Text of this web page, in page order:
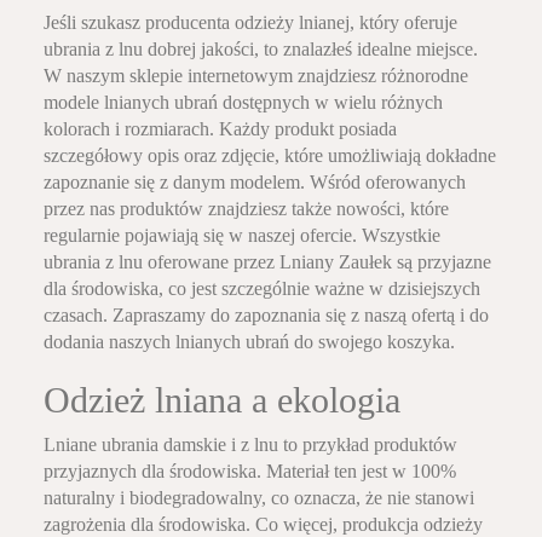
Jeśli szukasz producenta odzieży lnianej, który oferuje
ubrania z lnu dobrej jakości, to znalazłeś idealne miejsce.
W naszym sklepie internetowym znajdziesz różnorodne
modele lnianych ubrań dostępnych w wielu różnych
kolorach i rozmiarach. Każdy produkt posiada
szczegółowy opis oraz zdjęcie, które umożliwiają dokładne
zapoznanie się z danym modelem. Wśród oferowanych
przez nas produktów znajdziesz także nowości, które
regularnie pojawiają się w naszej ofercie. Wszystkie
ubrania z lnu oferowane przez Lniany Zaułek są przyjazne
dla środowiska, co jest szczególnie ważne w dzisiejszych
czasach. Zapraszamy do zapoznania się z naszą ofertą i do
dodania naszych lnianych ubrań do swojego koszyka.
Odzież lniana a ekologia
Lniane ubrania damskie i z lnu to przykład produktów
przyjaznych dla środowiska. Materiał ten jest w 100%
naturalny i biodegradowalny, co oznacza, że nie stanowi
zagrożenia dla środowiska. Co więcej, produkcja odzieży